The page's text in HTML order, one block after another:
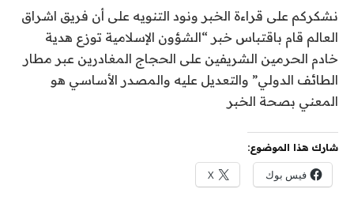
نشكركم على قراءة الخبر ونود التنويه على أن فريق اشراق
العالم قام باقتباس خبر “الشؤون الإسلامية توزع هدية
خادم الحرمين الشريفين على الحجاج المغادرين عبر مطار
الطائف الدولي” والتعديل عليه والمصدر الأساسي هو
المعني بصحة الخبر
شارك هذا الموضوع:
فيس بوك X